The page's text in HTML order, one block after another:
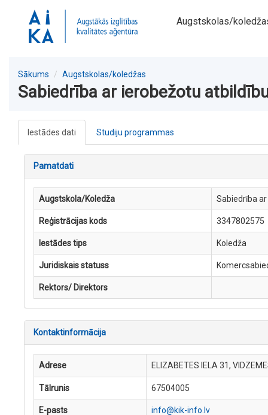
Augstskolas/
Sākums Augstskolas/koledžas
Sabiedrība ar ierobežotu
Iestādes dati Studiju programmas
Pamatdati
Augstskola/Koledža Sabiedrība
Reģistrācijas kods 3347802575
Iestādes tips Koledža
Juridiskais statuss
Rektors/ Direktors
Kontaktinformācija
Adrese ELIZABETES IELA 31,
Tālrunis 67504005
E-pasts info@kik-info.lv